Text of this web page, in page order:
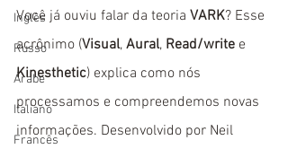
Inglês
Russo
Árabe
Italiano
Francês
Você já ouviu falar da teoria VARK? Esse
acrônimo (Visual, Aural, Read/write e
Kinesthetic) explica como nós
processamos e compreendemos novas
informações. Desenvolvido por Neil